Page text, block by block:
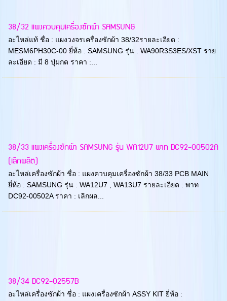
38/32 แผงควบคุมเครื่องซักผ้า SAMSUNG
อะไหล่แท้ ชื่อ : แผงวงจรเครื่องซักผ้า 38/32รายละเอียด :
MESM6PH30C-00 ยี่ห้อ : SAMSUNG รุ่น : WA90R3S3ES/XST ราย
ละเอียด : มี 8 ปุ่มกด ราคา :...
38/33 แผงเครื่องซักผ้า SAMSUNG รุ่น WA12U7 พาท DC92-00502A
(เลิกผลิต)
อะไหล่เครื่องซักผ้า ชื่อ : แผงควบคุมเครื่องซักผ้า 38/33 PCB MAIN
ยี่ห้อ : SAMSUNG รุ่น : WA12U7 , WA13U7 รายละเอียด : พาท
DC92-00502A ราคา : เลิกผล...
38/34 DC92-02557B
อะไหล่เครื่องซักผ้า ชื่อ : แผงเครื่องซักผ้า ASSY KIT ยี่ห้อ :